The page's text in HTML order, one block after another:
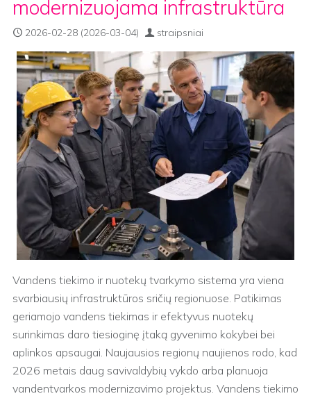
modernizuojama infrastruktūra
2026-02-28 (2026-03-04) straipsniai
Vandens tiekimo ir nuotekų tvarkymo sistema yra viena
svarbiausių infrastruktūros sričių regionuose. Patikimas
geriamojo vandens tiekimas ir efektyvus nuotekų
surinkimas daro tiesioginę įtaką gyvenimo kokybei bei
aplinkos apsaugai. Naujausios regionų naujienos rodo, kad
2026 metais daug savivaldybių vykdo arba planuoja
vandentvarkos modernizavimo projektus. Vandens tiekimo